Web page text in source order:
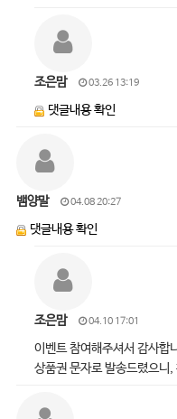
조은맘 03.26 13:19
댓글내용 확인
뱀양말 04.08 20:27
댓글내용 확인
조은맘 04.10 17:01
이벤트 참여해주셔서 감사합
상품권 문자로 발송드렸으